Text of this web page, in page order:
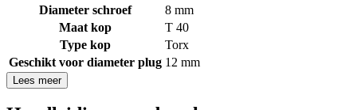
Diameter schroef
8 mm
Maat kop
T 40
Type kop
Torx
Geschikt voor diameter plug 12 mm
Lees meer